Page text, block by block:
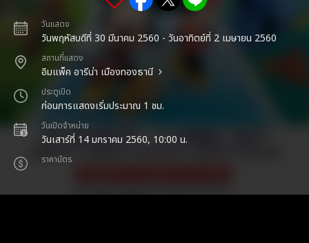
วันแสดง
วันพฤหัสบดีที่ 30 มีนาคม 2560 - วันอาทิตย์ที่ 2 เมษายน 2560
สถานที่แสดง
อิมแพ็ค อารีน่า เมืองทองธานี
ประตูเปิด
ก่อนการแสดงเริ่มประมาณ 1 ชม.
วันเปิดจำหน่าย
วันเสาร์ที่ 14 มกราคม 2560, 10:00 น.
ราคาบัตร